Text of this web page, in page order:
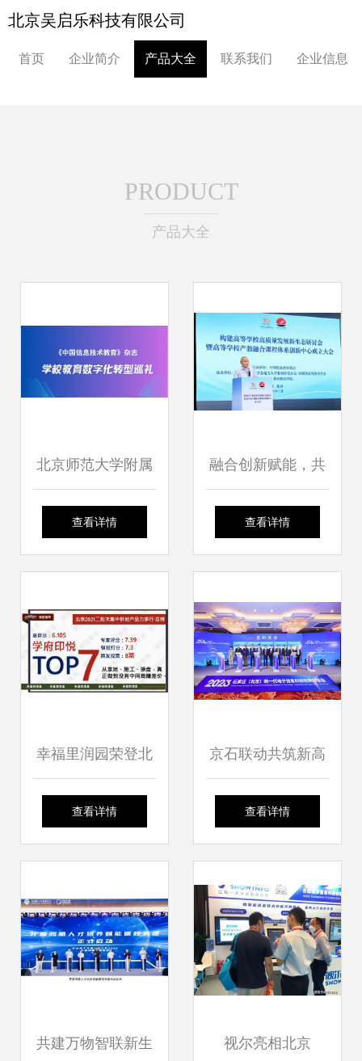
北京吴启乐科技有限公司
首页 企业简介 产品大全 联系我们 企业信息
PRODUCT
产品大全
北京师范大学附属
中学 普通高中信息
化转型的探索与前
行
查看详情
融合创新赋能，共
建高校高质量发展
校产教融合课程体
系创新中心成立大
成功举办
查看详情
幸福里润园荣登北
京2021二批次产品
技术服务赋能智慧
新生活
查看详情
京石联动共筑新高
地 新一代电子信息
力产业协同与资源
共享
查看详情
共建万物智联新生 视尔亮相北京